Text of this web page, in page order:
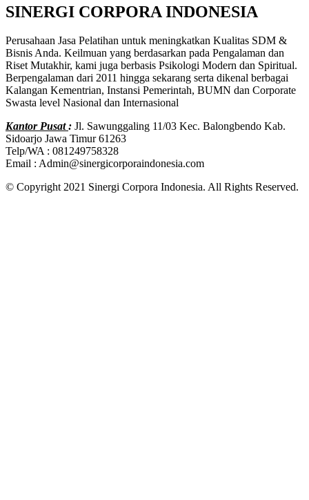
SINERGI CORPORA INDONESIA
Perusahaan Jasa Pelatihan untuk meningkatkan Kualitas SDM &
Bisnis Anda. Keilmuan yang berdasarkan pada Pengalaman dan
Riset Mutakhir, kami juga berbasis Psikologi Modern dan Spiritual.
Berpengalaman dari 2011 hingga sekarang serta dikenal berbagai
Kalangan Kementrian, Instansi Pemerintah, BUMN dan Corporate
Swasta level Nasional dan Internasional
Kantor Pusat: Jl. Sawunggaling 11/03 Kec. Balongbendo Kab.
Sidoarjo Jawa Timur 61263
Telp/WA : 081249758328
Email : Admin@sinergicorporaindonesia.com
© Copyright 2021 Sinergi Corpora Indonesia. All Rights Reserved.